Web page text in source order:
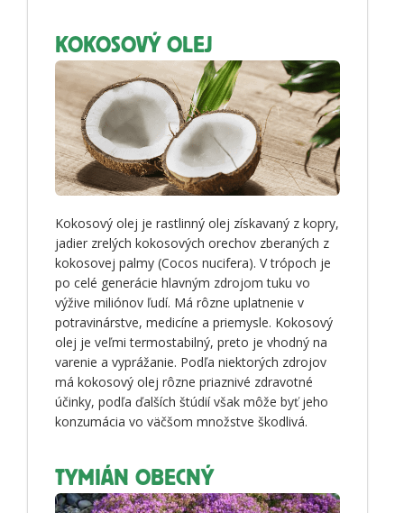
KOKOSOVÝ OLEJ
Kokosový olej je rastlinný olej získavaný z kopry,
jadier zrelých kokosových orechov zberaných z
kokosovej palmy (Cocos nucifera). V trópoch je
po celé generácie hlavným zdrojom tuku vo
výžive miliónov ľudí. Má rôzne uplatnenie v
potravinárstve, medicíne a priemysle. Kokosový
olej je veľmi termostabilný, preto je vhodný na
varenie a vyprážanie. Podľa niektorých zdrojov
má kokosový olej rôzne priaznivé zdravotné
účinky, podľa ďalších štúdií však môže byť jeho
konzumácia vo väčšom množstve škodlivá.
TYMIÁN OBECNÝ